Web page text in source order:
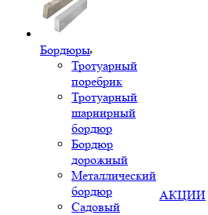
Бордюры
Тротуарный
поребрик
Тротуарный
шарнирный
бордюр
Бордюр
дорожный
Металлический
бордюр
Садовый
АКЦИИ